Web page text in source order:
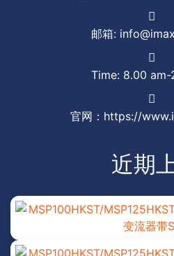
邮箱:
Time: 8.00
官网：https://
近期